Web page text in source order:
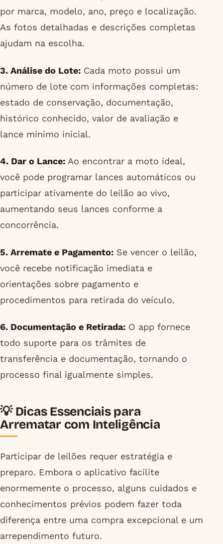
por marca, modelo, ano, preço e localização.
As fotos detalhadas e descrições completas
ajudam na escolha.
3. Análise do Lote: Cada moto possui um
número de lote com informações completas:
estado de conservação, documentação,
histórico conhecido, valor de avaliação e
lance mínimo inicial.
4. Dar o Lance: Ao encontrar a moto ideal,
você pode programar lances automáticos ou
participar ativamente do leilão ao vivo,
aumentando seus lances conforme a
concorrência.
5. Arremate e Pagamento: Se vencer o leilão,
você recebe notificação imediata e
orientações sobre pagamento e
procedimentos para retirada do veículo.
6. Documentação e Retirada: O app fornece
todo suporte para os trâmites de
transferência e documentação, tornando o
processo final igualmente simples.
💡 Dicas Essenciais para
Arrematar com Inteligência
Participar de leilões requer estratégia e
preparo. Embora o aplicativo facilite
enormemente o processo, alguns cuidados e
conhecimentos prévios podem fazer toda
diferença entre uma compra excepcional e um
arrependimento futuro.